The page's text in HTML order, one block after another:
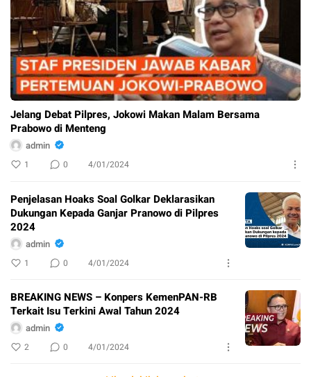
Jelang Debat Pilpres, Jokowi Makan Malam Bersama
Prabowo di Menteng
admin
1 0 4/01/2024
Penjelasan Hoaks Soal Golkar Deklarasikan
Dukungan Kepada Ganjar Pranowo di Pilpres
2024
admin
1 0 4/01/2024
BREAKING NEWS – Konpers KemenPAN-RB
Terkait Isu Terkini Awal Tahun 2024
admin
2 0 4/01/2024